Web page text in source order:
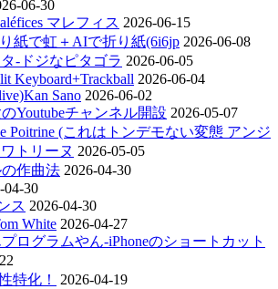
06-30
マレフィス 2026-06-15
紙で虹＋AIで折り紙(6i6jp 2026-06-08
-ドジなピタゴラ 2026-06-05
Keyboard+Trackball 2026-06-04
Sano 2026-06-02
Youtubeチャンネル開設 2026-05-07
Poitrine (これはトンデモない変態 アンジ
トリーヌ 2026-05-05
作曲法 2026-04-30
04-30
ス 2026-04-30
White 2026-04-27
ログラムやん-iPhoneのショートカット
特化！
2026-04-19